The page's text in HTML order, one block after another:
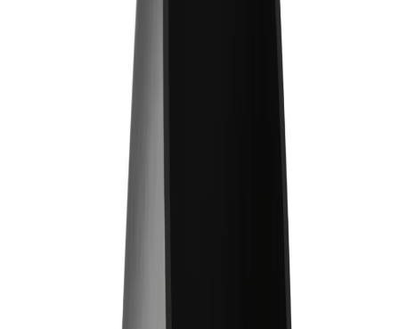
Böj från Geberit i serien PE, designad för avloppssystem.
Tillverkad av PEH-material och har dimensionerna 90x45°, vilket
gör den lämplig för inomhusinstallationer.
Lägg i varukorg